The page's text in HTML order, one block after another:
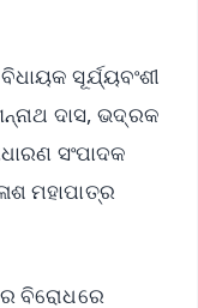
ସୂର୍ଯ୍ୟବଂଶୀ
ଦାସ, ଭଦ୍ରକ
ସଂପାଦକ
ମହାପାତ୍ର
ବିରୋଧରେ